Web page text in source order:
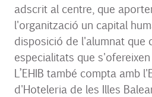
adscrit al centre, que
l'organització un capital
disposició de l'alumnat que
especialitats que s'ofereixen
L’EHIB també compta amb
d'Hoteleria de les Illes